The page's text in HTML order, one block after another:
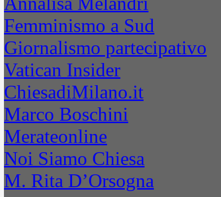
Femminismo a Sud
Giornalismo partecipativo
Vatican Insider
ChiesadiMilano.it
Marco Boschini
Merateonline
Noi Siamo Chiesa
M. Rita D’Orsogna